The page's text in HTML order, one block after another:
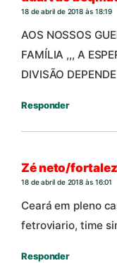
18 de abril de 2018 às 18:19
AOS NOSSOS
FAMÍLIA ,,, A
DIVISÃO
Responder
Zé neto/
18 de abril de 2018 às 16:01
Ceará em pleno
fetroviario, time
Responder